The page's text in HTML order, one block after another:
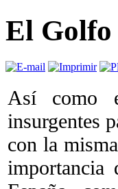
El Golfo
Así como
insurgentes
con la